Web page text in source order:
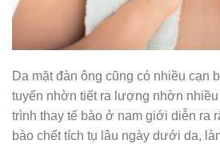
Da mặt đàn ông cũng có nhiều cạn
tuyến nhờn tiết ra lượng nhờn
trình thay tế bào ở nam giới diễn ra
bào chết tích tụ lâu ngày dưới da,